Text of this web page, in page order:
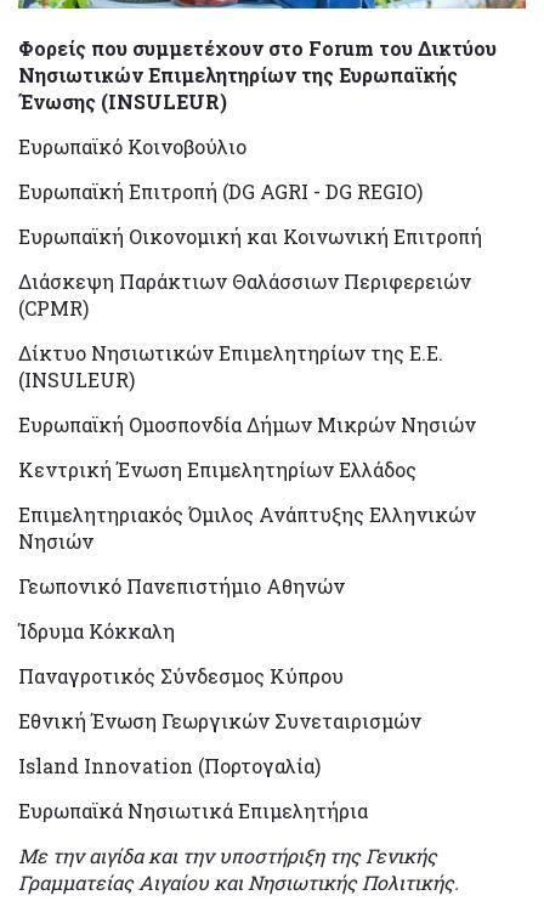
Φορείς που συμμετέχουν στο Forum του Δικτύου
Νησιωτικών Επιμελητηρίων της Ευρωπαϊκής
Ένωσης (INSULEUR)
Ευρωπαϊκό Κοινοβούλιο
Ευρωπαϊκή Επιτροπή (DG AGRI - DG REGIO)
Ευρωπαϊκή Οικονομική και Κοινωνική Επιτροπή
Διάσκεψη Παράκτιων Θαλάσσιων Περιφερειών
(CPMR)
Δίκτυο Νησιωτικών Επιμελητηρίων της Ε.Ε.
(INSULEUR)
Ευρωπαϊκή Ομοσπονδία Δήμων Μικρών Νησιών
Κεντρική Ένωση Επιμελητηρίων Ελλάδος
Επιμελητηριακός Όμιλος Ανάπτυξης Ελληνικών
Νησιών
Γεωπονικό Πανεπιστήμιο Αθηνών
Ίδρυμα Κόκκαλη
Παναγροτικός Σύνδεσμος Κύπρου
Εθνική Ένωση Γεωργικών Συνεταιρισμών
Island Innovation (Πορτογαλία)
Ευρωπαϊκά Νησιωτικά Επιμελητήρια
Με την αιγίδα και την υποστήριξη της Γενικής
Γραμματείας Αιγαίου και Νησιωτικής Πολιτικής.